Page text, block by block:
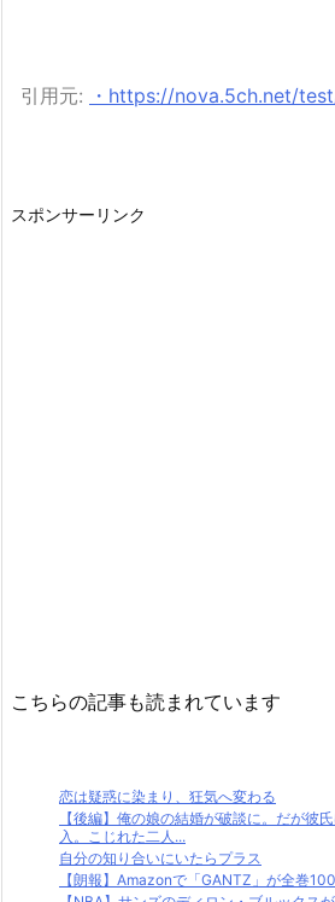
引用元:
・https://nova.5ch.net/
スポンサーリンク
こちらの記事も読まれています
恋は疑惑に染まり、狂気へ変わる
【後編】俺の娘の結婚が破談に。だが彼
入。こじれた二人...
自分の知り合いにいたらプラス
【朗報】Amazonで「GANTZ」が全巻